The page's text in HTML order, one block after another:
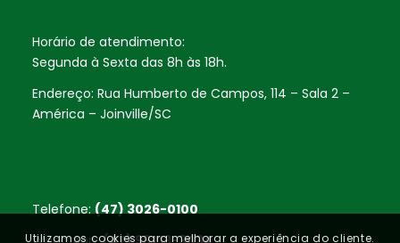
Horário de atendimento:
Segunda à Sexta das 8h às 18h.
Endereço: Rua Humberto de Campos, 114 – Sala 2 –
América – Joinville/SC
Telefone: (47) 3026-0100
Utilizamos cookies para melhorar a experiência do cliente.